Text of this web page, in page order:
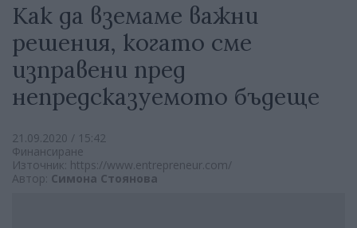
Как да вземаме важни
решения, когато сме
изправени пред
непредсказуемото бъдеще
21.09.2020 / 15:42
Финансиране
Източник: https://www.entrepreneur.com/
Автор: Симона Стоянова